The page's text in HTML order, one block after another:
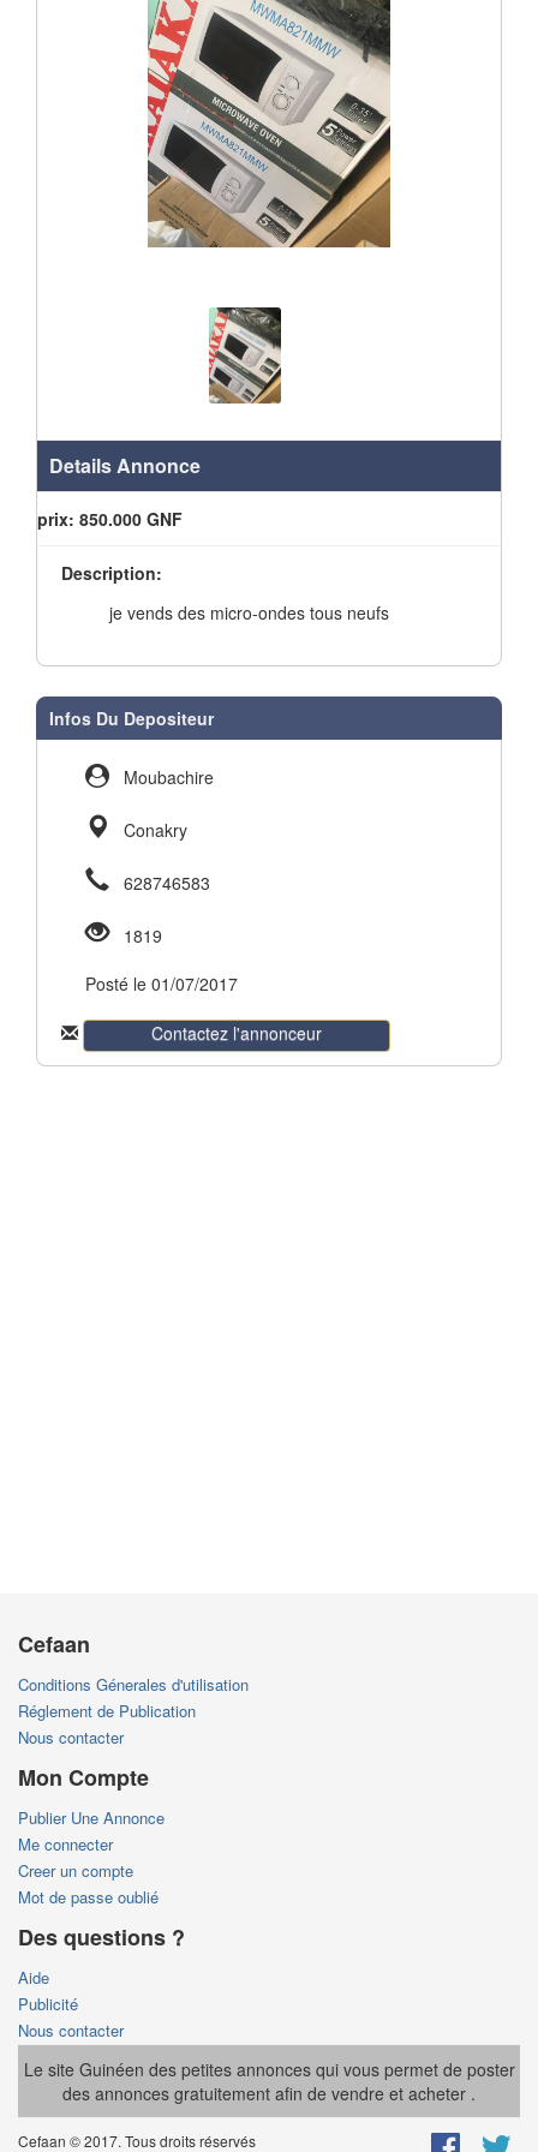
Details Annonce
prix: 850.000 GNF
Description:
je vends des micro-ondes tous neufs
Infos Du Depositeur
Moubachire
Conakry
628746583
1819
Posté le 01/07/2017
Contactez l'annonceur
Cefaan
Conditions Génerales d'utilisation
Réglement de Publication
Nous contacter
Mon Compte
Publier Une Annonce
Me connecter
Creer un compte
Mot de passe oublié
Des questions ?
Aide
Publicité
Nous contacter
Le site Guinéen des petites annonces qui vous permet de poster
des annonces gratuitement afin de vendre et acheter .
Cefaan © 2017. Tous droits réservés